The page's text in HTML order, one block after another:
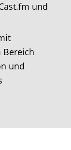
und
Bereich
und